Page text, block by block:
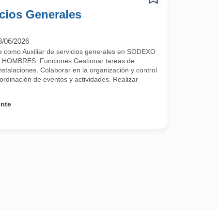
Generales
06/2026
Auxiliar de servicios generales en SODEXO
Funciones Gestionar tareas de
Colaborar en la organización y control
de eventos y actividades. Realizar